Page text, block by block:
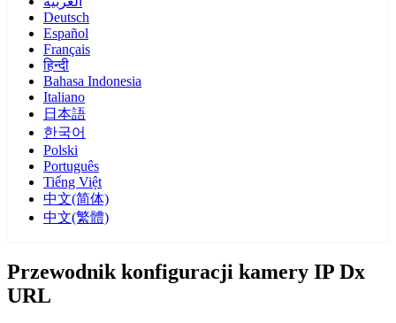
Deutsch
Español
Français
हिन्दी
Bahasa Indonesia
Italiano
日本語
한국어
Polski
Português
Tiếng Việt
中文(简体)
中文(繁體)
Przewodnik konfiguracji kamery IP Dx
URL